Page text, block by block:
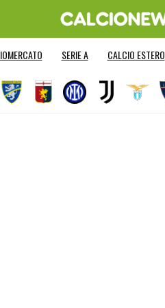
SERIE A CALCIO ESTERO